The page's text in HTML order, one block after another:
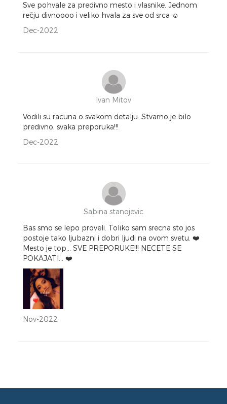
Sve pohvale za predivno mesto i vlasnike. Jednom
rečju divnoooo i veliko hvala za sve od srca ☺️
Dec-2022
Ivan Mitov
Vodili su racuna o svakom detalju. Stvarno je bilo
predivno, svaka preporuka!!!
Dec-2022
Sabina stanojevic
Bas smo se lepo proveli. Toliko sam srecna sto jos
postoje tako ljubazni i dobri ljudi na ovom svetu. ❤️
Mesto je top... SVE PREPORUKE!!! NECETE SE
POKAJATI... ❤️
Nov-2022